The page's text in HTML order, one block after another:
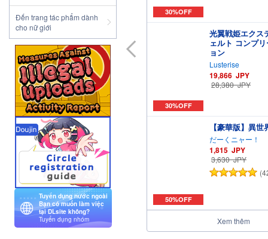
30%OFF
30%OFF
光翼戦姫エクス
ェルト コンプ
ョン
Lusterise
19,866 JPY
28,380JPY
50%OFF
【豪華版】異
だーくニャー！
1,815 JPY
3,630JPY
Xem thêm
Đến trang tác phẩm dành
cho nữ giới
Tuyển dụng nước ngoài
Bạn có muốn làm việc
tại DLsite không?
Tuyển dụng nhóm